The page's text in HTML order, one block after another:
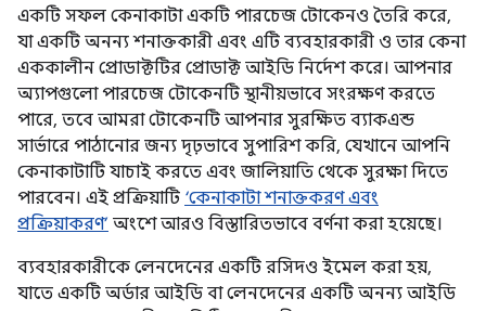
একটি সফল কেনাকাটা একটি পারচেজ টোকেনও তৈরি করে,
যা একটি অনন্য শনাক্তকারী এবং এটি ব্যবহারকারী ও তার কেনা
এককালীন প্রোডাক্টটির প্রোডাক্ট আইডি নির্দেশ করে। আপনার
অ্যাপগুলো পারচেজ টোকেনটি স্থানীয়ভাবে সংরক্ষণ করতে
পারে, তবে আমরা টোকেনটি আপনার সুরক্ষিত ব্যাকএন্ড
সার্ভারে পাঠানোর জন্য দৃঢ়ভাবে সুপারিশ করি, যেখানে আপনি
কেনাকাটাটি যাচাই করতে এবং জালিয়াতি থেকে সুরক্ষা দিতে
পারবেন। এই প্রক্রিয়াটি ‘কেনাকাটা শনাক্তকরণ এবং
প্রক্রিয়াকরণ’ অংশে আরও বিস্তারিতভাবে বর্ণনা করা হয়েছে।
ব্যবহারকারীকে লেনদেনের একটি রসিদও ইমেল করা হয়,
যাতে একটি অর্ডার আইডি বা লেনদেনের একটি অনন্য আইডি